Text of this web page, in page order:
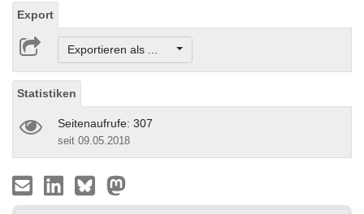
Export
Exportieren als ...
Statistiken
Seitenaufrufe: 307
seit 09.05.2018